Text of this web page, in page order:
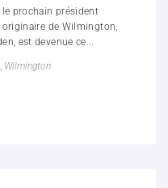
prochain président
originaire de Wilmington,
est devenue ce...
Wilmington